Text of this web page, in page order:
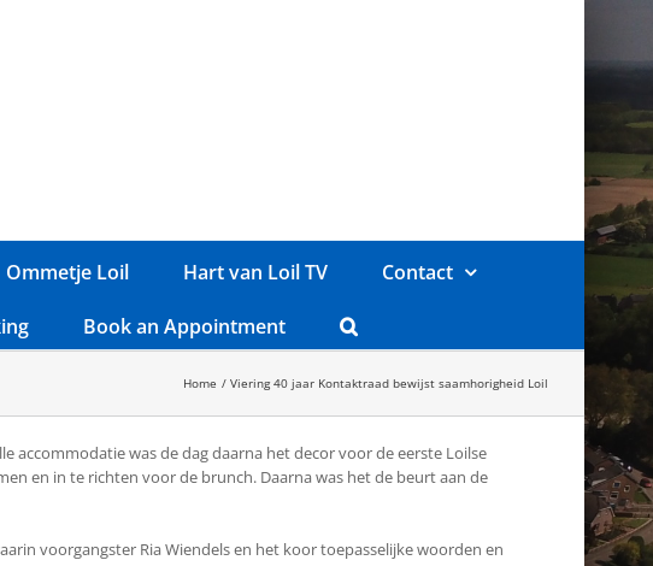
Ommetje Loil Hart van Loil TV Contact
Book an Appointment
Home Viering 40 jaar Kontaktraad bewijst saamhorigheid Loil
accommodatie was de dag daarna het decor voor de eerste Loilse
en in te richten voor de brunch. Daarna was het de beurt aan de
voorgangster Ria Wiendels en het koor toepasselijke woorden en